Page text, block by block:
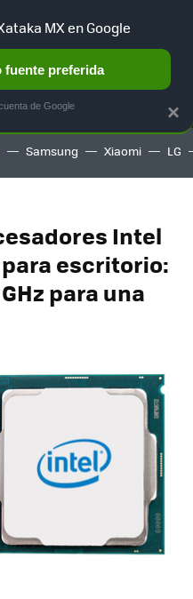
AUTO TERRITORIO
Samsung Xiaomi LG
Intel
escritorio:
para una
×
MX en Google
fuente preferida
de Google